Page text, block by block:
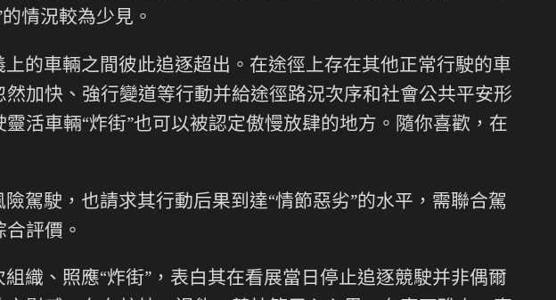
情況較為少見。
的車輛之間彼此追逐超出。在途徑上存在其他正常行駛的車
加快、強行變道等行動并給途徑路況次序和社會公共平安形
活車輛“炸街”也可以被認定傲慢放肆的地方。隨你喜歡，在
駕駛，也請求其行動后果到達“情節惡劣”的水平，需聯合駕
評價。
織、照應“炸街”，表白其在看展當日停止追逐競駛并非偶爾